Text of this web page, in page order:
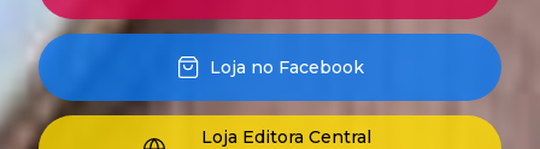
Loja no Facebook
Loja Editora Central